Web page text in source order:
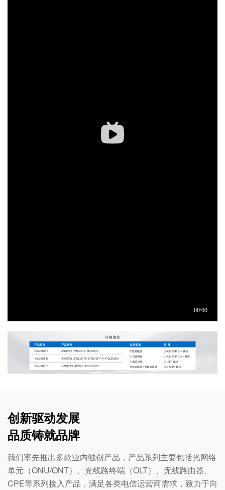
创新驱动发展
品质铸就品牌
我们率先推出多款业内独创产品，产品系列主要包括光网络
单元（ONU/ONT）、光线路终端（OLT）、无线路由器、
CPE等系列接入产品，满足各类电信运营商需求，致力于向